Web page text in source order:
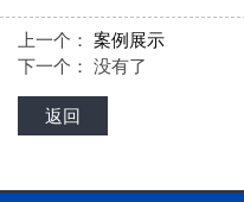
上一个：案例展示
下一个： 没有了
返回